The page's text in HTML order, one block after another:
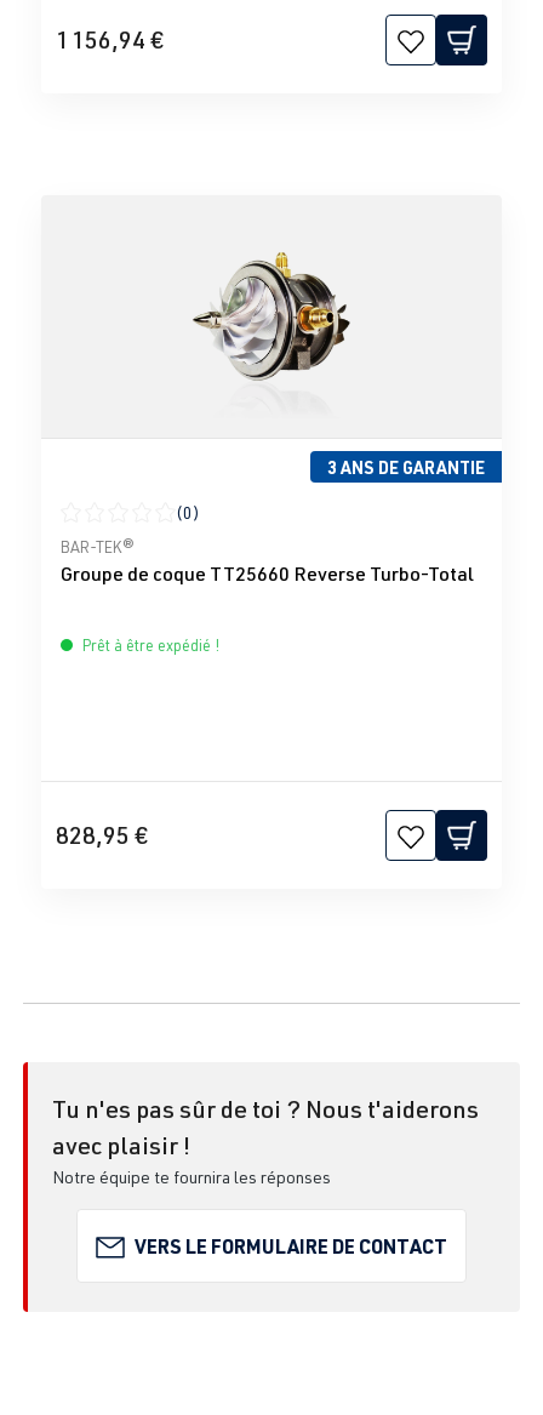
1 156,94 €
3 ANS DE GARANTIE
Note moyenne de 0 sur 5 étoiles
(0)
BAR-TEK®
Groupe de coque TT25660 Reverse Turbo-Total
Prêt à être expédié !
828,95 €
Tu n'es pas sûr de toi ? Nous t'aiderons
avec plaisir !
Notre équipe te fournira les réponses
VERS LE FORMULAIRE DE CONTACT